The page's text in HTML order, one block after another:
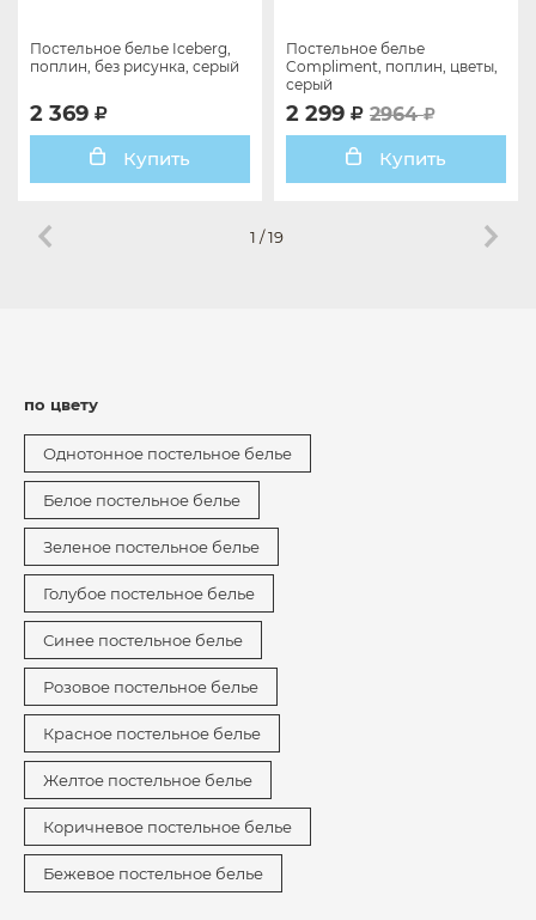
Постельное белье Iceberg,
поплин, без рисунка, серый
2 369
Купить
Постельное белье
Compliment, поплин, цветы,
серый
2 299
2964
Купить
1 /19
по цвету
Однотонное постельное белье
Белое постельное белье
Зеленое постельное белье
Голубое постельное белье
Синее постельное белье
Розовое постельное белье
Красное постельное белье
Желтое постельное белье
Коричневое постельное белье
Бежевое постельное белье